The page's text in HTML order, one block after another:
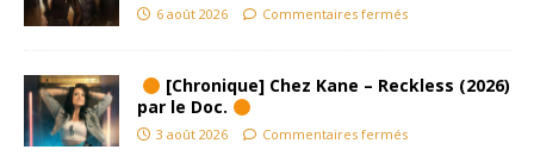
6 août 2026 Commentaires fermés
[Chronique] Chez Kane – Reckless (2026)
par le Doc.
3 août 2026 Commentaires fermés